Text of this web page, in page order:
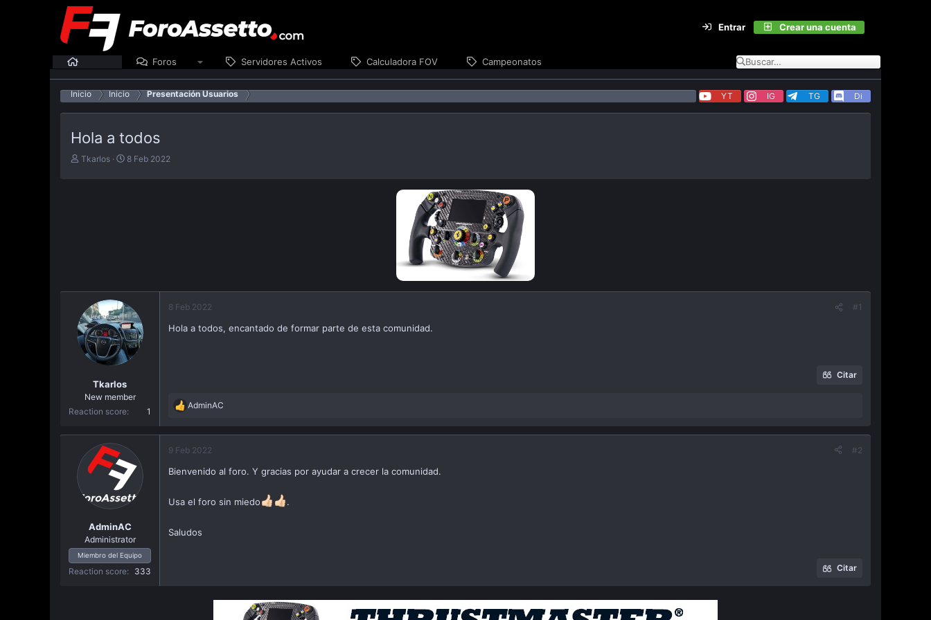
Entrar Crear una cuenta
Foros Servidores Activos Calculadora FOV Campeonatos
Inicio Inicio Presentación Usuarios YT IG TG Di
Hola a todos
E
a
Tkarlos
F
i
c
a
c
i
ó
8 Feb 2022
Tkarlos
New member
Reaction score
1
8 Feb 2022 #1
Hola a todos, encantado de formar parte de esta comunidad.
Citar
R
a
c
i
n
AdminAC
AdminAC
Administrator
Miembro del Equipo
Reaction score 333
9 Feb 2022 #2
Bienvenido al foro. Y gracias por ayudar a crecer la comunidad.
Usa el foro sin miedo .
Saludos
Citar